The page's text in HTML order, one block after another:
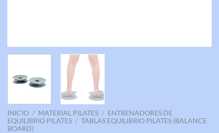
INICIO / MATERIAL PILATES / ENTRENADORES DE
EQUILIBRIO PILATES / TABLAS EQUILIBRIO PILATES (BALANCE
BOARD)